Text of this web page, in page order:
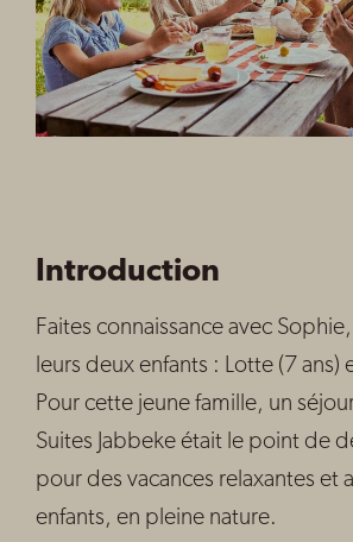
Introduction
Faites connaissance avec
leurs deux enfants : Lotte (7 ans)
Pour cette jeune famille, un
Suites Jabbeke était le point de
pour des vacances relaxantes et
enfants, en pleine nature.